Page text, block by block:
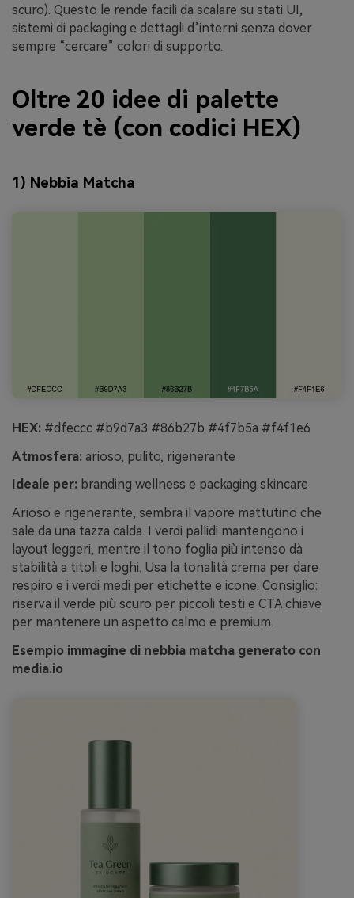
scuro). Questo le rende facili da scalare su stati UI,
sistemi di packaging e dettagli d’interni senza dover
sempre “cercare” colori di supporto.
Oltre 20 idee di palette
verde tè (con codici HEX)
1) Nebbia Matcha
HEX: #dfeccc #b9d7a3 #86b27b #4f7b5a #f4f1e6
Atmosfera: arioso, pulito, rigenerante
Ideale per: branding wellness e packaging skincare
Arioso e rigenerante, sembra il vapore mattutino che
sale da una tazza calda. I verdi pallidi mantengono i
layout leggeri, mentre il tono foglia più intenso dà
stabilità a titoli e loghi. Usa la tonalità crema per dare
respiro e i verdi medi per etichette e icone. Consiglio:
riserva il verde più scuro per piccoli testi e CTA chiave
per mantenere un aspetto calmo e premium.
Esempio immagine di nebbia matcha generato con
media.io